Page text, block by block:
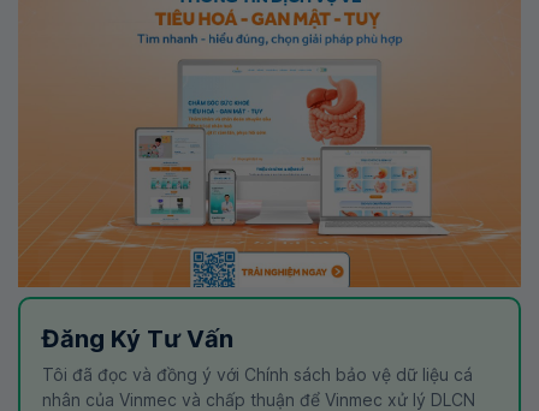
Đăng Ký Tư Vấn
Tôi đã đọc và đồng ý với Chính sách bảo vệ dữ liệu cá
nhân của Vinmec và chấp thuận để Vinmec xử lý DLCN